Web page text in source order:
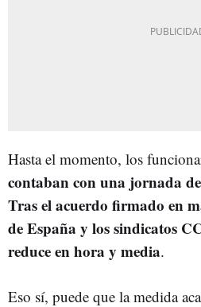
Hasta el momento, los
contaban con una jornada
Tras el acuerdo firmado en
de España y los sindicatos
reduce en hora y media.
Eso sí, puede que la medida